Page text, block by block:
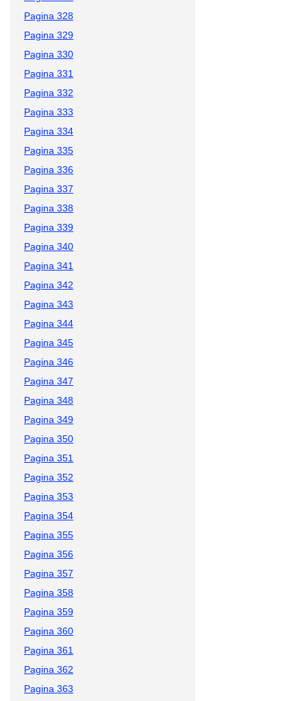
Pagina 328
Pagina 329
Pagina 330
Pagina 331
Pagina 332
Pagina 333
Pagina 334
Pagina 335
Pagina 336
Pagina 337
Pagina 338
Pagina 339
Pagina 340
Pagina 341
Pagina 342
Pagina 343
Pagina 344
Pagina 345
Pagina 346
Pagina 347
Pagina 348
Pagina 349
Pagina 350
Pagina 351
Pagina 352
Pagina 353
Pagina 354
Pagina 355
Pagina 356
Pagina 357
Pagina 358
Pagina 359
Pagina 360
Pagina 361
Pagina 362
Pagina 363